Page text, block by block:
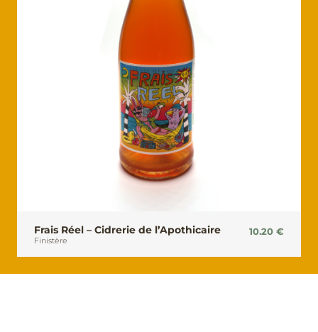
Frais Réel – Cidrerie de l’Apothicaire
Finistère
10.20 €